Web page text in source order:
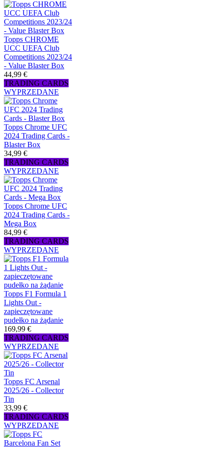
Topps CHROME
UCC UEFA Club
Competitions 2023/24
- Value Blaster Box
44,99 €
TRADING CARDS
WYPRZEDANE
Topps Chrome UFC
2024 Trading Cards -
Blaster Box
34,99 €
TRADING CARDS
WYPRZEDANE
Topps Chrome UFC
2024 Trading Cards -
Mega Box
84,99 €
TRADING CARDS
WYPRZEDANE
Topps F1 Formula 1
Lights Out -
zapieczętowane
pudełko na żądanie
169,99 €
TRADING CARDS
WYPRZEDANE
Topps FC Arsenal
2025/26 - Collector
Tin
33,99 €
TRADING CARDS
WYPRZEDANE